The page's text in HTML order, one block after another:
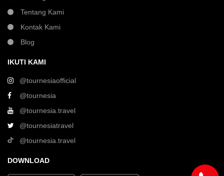
Tentang Kami
Kontak Kami
Blog
IKUTI KAMI
@tournesiaofficial
@tournesia
@tournesia.travel
@tournesiatravel
@tournesia.travel
DOWNLOAD